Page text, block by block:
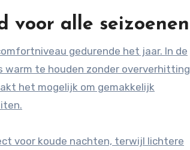
voor alle seizoenen
gedurende het jaar. In de
warm te houden zonder oververhitting
het mogelijk om gemakkelijk
voor koude nachten, terwijl lichtere